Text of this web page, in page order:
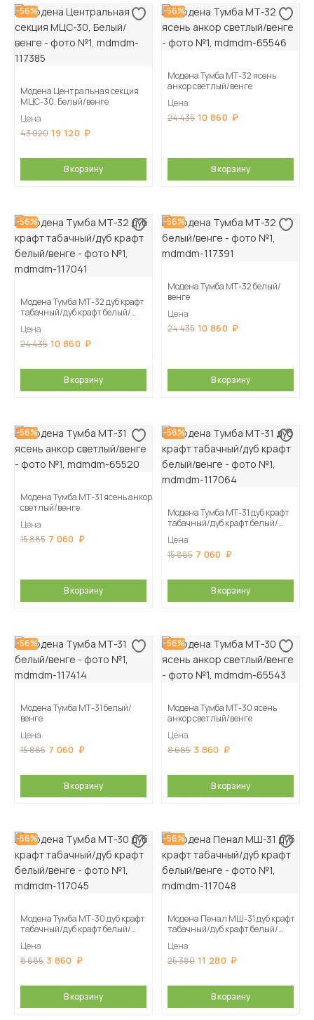
-56%
Модена Центральная секция
МЦС-30, Белый/венге
Цена
43 020 19 120
В корзину
-56%
Модена Тумба МТ-32 ясень
анкор светлый/венге
Цена
24 435 10 860
В корзину
-56%
Модена Тумба МТ-32 дуб крафт
табачный/дуб крафт белый/
Цена
24 435 10 860
В корзину
-56%
Модена Тумба МТ-32 белый/
венге
Цена
24 435 10 860
В корзину
-56%
Модена Тумба МТ-31 ясень анкор
светлый/венге
Цена
15 885 7 060
В корзину
-56%
Модена Тумба МТ-31 дуб крафт
табачный/дуб крафт белый/
Цена
15 885 7 060
В корзину
-56%
Модена Тумба МТ-31 белый/
венге
Цена
15 885 7 060
В корзину
-56%
Модена Тумба МТ-30 ясень
анкор светлый/венге
Цена
8 685 3 860
В корзину
-56%
Модена Тумба МТ-30 дуб крафт
табачный/дуб крафт белый/
Цена
8 685 3 860
В корзину
-56%
Модена Пенал МШ-31 дуб крафт
табачный/дуб крафт белый/
Цена
25 380 11 280
В корзину